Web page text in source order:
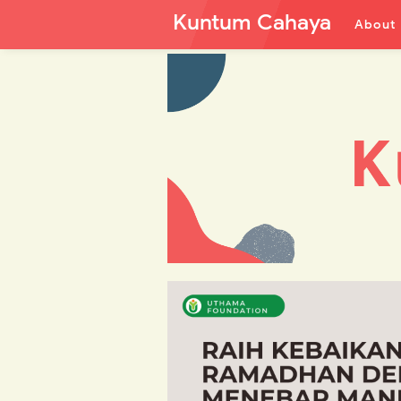
Kuntum Cahaya About